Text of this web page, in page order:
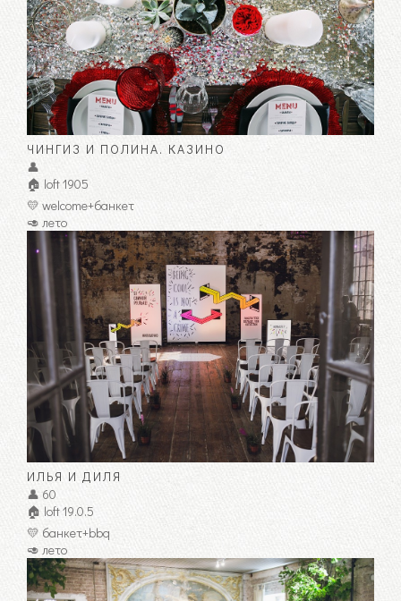
ЧИНГИЗ И ПОЛИНА. КАЗИНО
👤
🏠 loft 1905
💛 welcome+банкет
🥑 лето
ИЛЬЯ И ДИЛЯ
👤 60
🏠 loft 19.0.5
💛 банкет+bbq
🥑 лето